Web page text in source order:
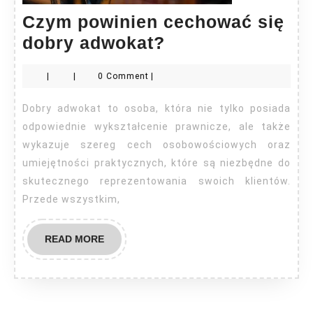
Czym powinien cechować się
dobry adwokat?
się
dobry
adwokat?
0 Comment
Dobry adwokat to osoba, która nie tylko posiada
odpowiednie wykształcenie prawnicze, ale także
wykazuje szereg cech osobowościowych oraz
umiejętności praktycznych, które są niezbędne do
skutecznego reprezentowania swoich klientów.
Przede wszystkim,
READ MOREREAD
MORE